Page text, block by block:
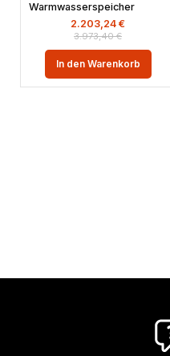
Warmwasserspeicher
3.973,40€
2.203,24 €
In den Warenkorb